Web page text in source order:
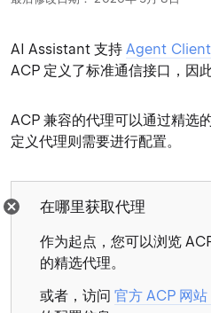
AI Assistant 支持Agent
ACP 定义了标准通信接口，因
ACP 兼容的代理可以通过精选
定义代理则需要进行配置。
在哪里获取代理
作为起点，您可以浏览
的精选代理。
或者，访问官方 ACP 网站